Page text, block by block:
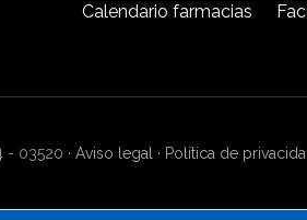
Calendario farmacias
- 03520 · Aviso legal · Política de